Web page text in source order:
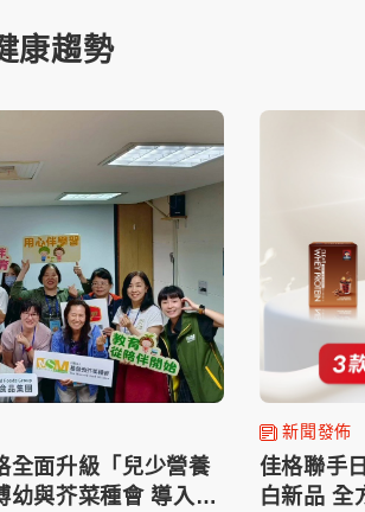
康趨勢
全面升級「兒少營養
幼與芥菜種會 導入
新聞發佈
佳格聯⼿
⽩新品 全